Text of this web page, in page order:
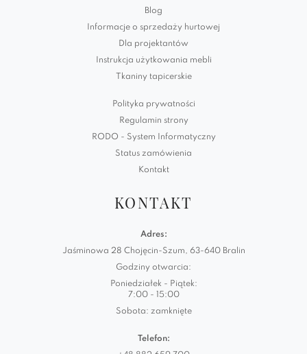
Blog
Informacje o sprzedaży hurtowej
Dla projektantów
Instrukcja użytkowania mebli
Tkaniny tapicerskie
Polityka prywatności
Regulamin strony
RODO - System Informatyczny
Status zamówienia
Kontakt
KONTAKT
Adres:
Jaśminowa 28 Chojęcin-Szum, 63-640 Bralin
Godziny otwarcia:
Poniedziałek - Piątek:
7:00 - 15:00
Sobota: zamknięte
Telefon: